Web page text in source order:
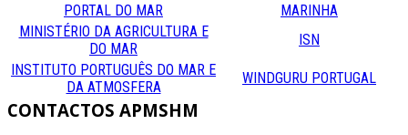
PORTAL DO MAR
MARINHA
MINISTÉRIO DA AGRICULTURA E
DO MAR
ISN
INSTITUTO PORTUGUÊS DO MAR E
DA ATMOSFERA
WINDGURU PORTUGAL
CONTACTOS APMSHM